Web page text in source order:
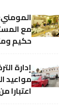
مع
حكيم
إدارة
مواعيد
اعتبارا